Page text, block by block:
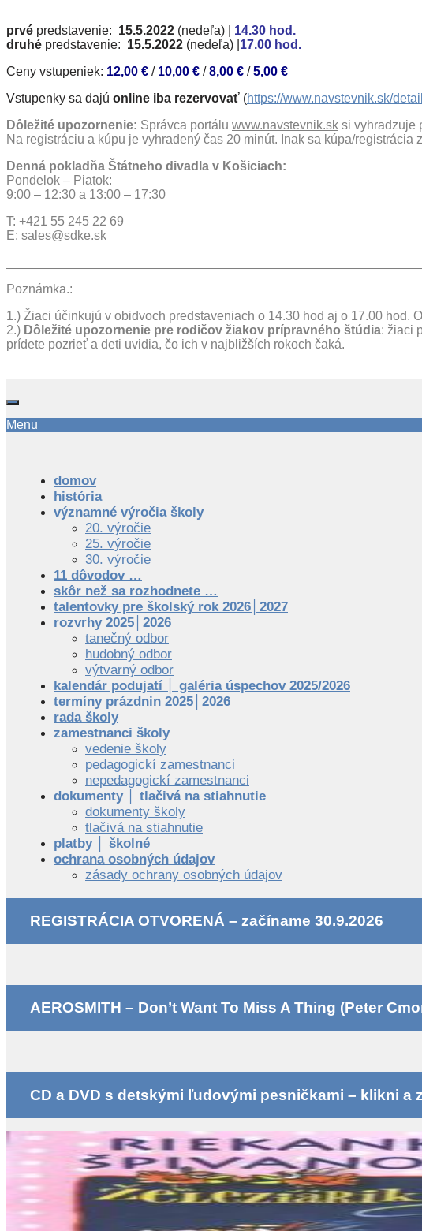
prvé predstavenie: 15.5.2022 (nedeľa) |
14.30 hod.
druhé predstavenie: 15.5.2022 (nedeľa) | 17.00
Ceny vstupeniek: 12,00 € / 10,00 € /8,00 € /5,00 €
Vstupenky sa dajú online iba rezervovať (https://www.navstevnik.sk/
Dôležité upozornenie: Správca portálu www.navstevnik.sk si vyhradzuje
Na registráciu a kúpu je vyhradený čas 20 minút. Inak sa kúpa/
Denná pokladňa Štátneho divadla v Košiciach:
Pondelok – Piatok:
9:00 – 12:30 a 13:00 – 17:30
T: +421 55 245 22 69
E: sales@sdke.sk
Poznámka.:
1.) Žiaci účinkujú v obidvoch predstaveniach o 14.30 hod aj o 17.00
2.) Dôležité upozornenie pre rodičov žiakov prípravného štúdia: žiaci
prídete pozrieť a deti uvidia, čo ich v najbližších rokoch čaká.
Menu
domov
história
významné výročia školy
20. výročie
25. výročie
30. výročie
11 dôvodov …
skôr než sa rozhodnete …
talentovky pre školský rok 2026│2027
rozvrhy 2025│2026
tanečný odbor
hudobný odbor
výtvarný odbor
kalendár podujatí │ galéria úspechov 2025/2026
termíny prázdnin 2025│2026
rada školy
zamestnanci školy
vedenie školy
pedagogickí zamestnanci
nepedagogickí zamestnanci
dokumenty │ tlačivá na stiahnutie
dokumenty školy
tlačivá na stiahnutie
platby │ školné
ochrana osobných údajov
zásady ochrany osobných údajov
REGISTRÁCIA OTVORENÁ – začíname 30.9.2026
AEROSMITH – Don’t Want To Miss A Thing (Peter
CD a DVD s detskými ľudovými pesničkami – klikni a